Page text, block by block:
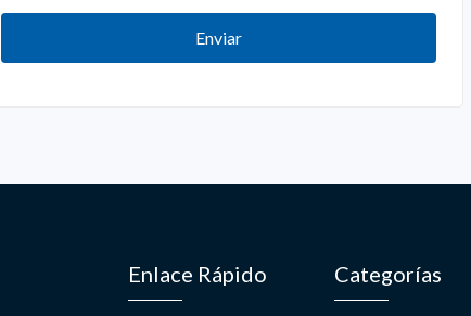
Enviar
Enlace Rápido Categorías